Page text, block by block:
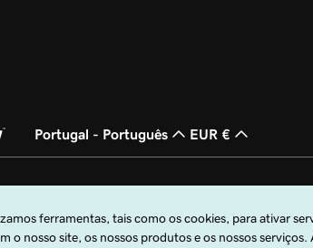
Portugal - Português EUR €
Operating Company, LLC. Todos os direitos
EUA e noutros países. O logótipo "GO" é uma marca